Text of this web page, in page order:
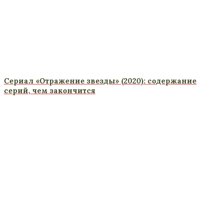
Сериал «Отражение звезды» (2020): содержание
серий, чем закончится